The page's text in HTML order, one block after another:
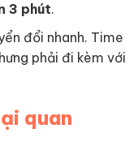
3 phút.
đổi nhanh. Time
phải đi kèm với
quan